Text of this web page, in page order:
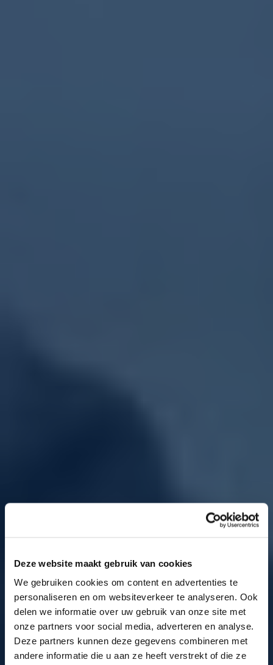
Deze website maakt gebruik van cookies
We gebruiken cookies om content en advertenties te
personaliseren en om websiteverkeer te analyseren. Ook
delen we informatie over uw gebruik van onze site met
onze partners voor social media, adverteren en analyse.
Deze partners kunnen deze gegevens combineren met
andere informatie die u aan ze heeft verstrekt of die ze